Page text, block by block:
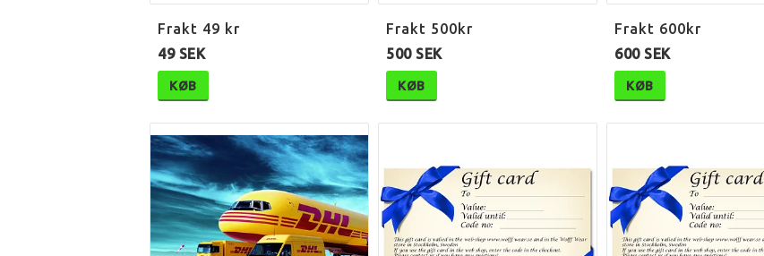
Frakt 49 kr
49 SEK
KØB
Frakt 500kr
500 SEK
KØB
Frakt 600kr
600 SEK
KØB